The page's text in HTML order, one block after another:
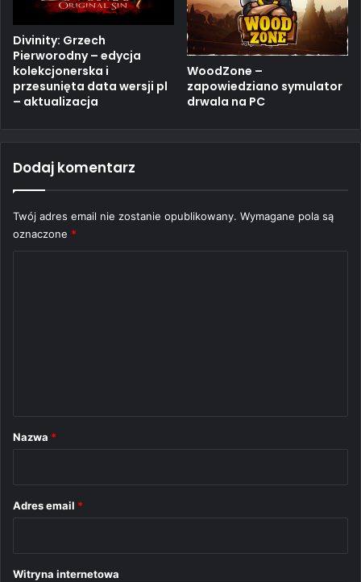
Divinity: Grzech
Pierworodny – edycja
kolekcjonerska i
przesunięta data wersji pl
– aktualizacja
WoodZone –
zapowiedziano symulator
drwala na PC
Dodaj komentarz
Twój adres email nie zostanie opublikowany. Wymagane pola są
oznaczone *
r
Nazwa *
Adres email *
Witryna internetowa